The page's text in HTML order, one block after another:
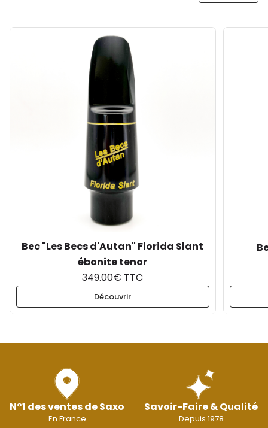
Bec "Les Becs d'Autan" Florida Slant
ébonite tenor
349.00€ TTC
Découvrir
N°1 des ventes de Saxo
En France
Savoir-Faire & Qualité
Depuis 1978